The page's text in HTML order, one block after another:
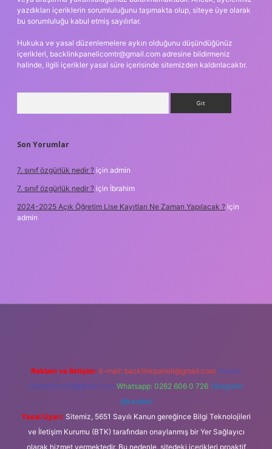
yazdıkları içeriklerin sorumluluğunu taşımakta olup, siteye üye olarak
bu sorumluluğu kabul etmiş sayılırlar.
Hukuka ve yasal düzenlemelere aykırı olduğunu düşündüğünüz
içerikleri, backlinkpanelicomtr@gmail.com adresine bildirmeniz
halinde, ilgili içerikler yasal süre içerisinde sitemizden kaldırılacaktır.
Son Yorumlar
7. sınıf özgürlük nedir ? için admin
7. sınıf özgürlük nedir ? için İbrahim
2024-2025 Açık Öğretim Lise Kayıtları Ne Zaman Yapılacak ? için
admin
Reklam ve İletişim: E-mail: backlinkpaneli@gmail.com Teams:
forumhizmeti@gmail.com Whatsapp: 0262 606 0 726 Telegram:
@karabul
Yasal Uyarı: Sitemiz, 5651 Sayılı Kanun gereğince Bilgi Teknolojileri
ve İletişim Kurumu (BTK) tarafından onaylanmış bir Yer Sağlayıcı
olarak hizmet vermektedir. Bu nedenle, sitedeki içerikleri proaktif